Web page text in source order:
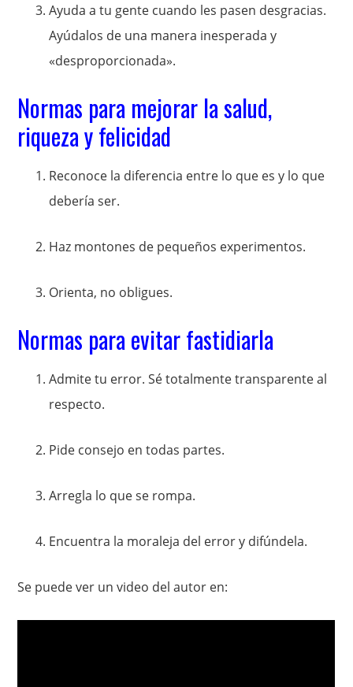
Ayuda a tu gente cuando les pasen desgracias.
Ayúdalos de una manera inesperada y
«desproporcionada».
Normas para mejorar la salud,
riqueza y felicidad
Reconoce la diferencia entre lo que es y lo que
debería ser.
Haz montones de pequeños experimentos.
Orienta, no obligues.
Normas para evitar fastidiarla
Admite tu error. Sé totalmente transparente al
respecto.
Pide consejo en todas partes.
Arregla lo que se rompa.
Encuentra la moraleja del error y difúndela.
Se puede ver un video del autor en: